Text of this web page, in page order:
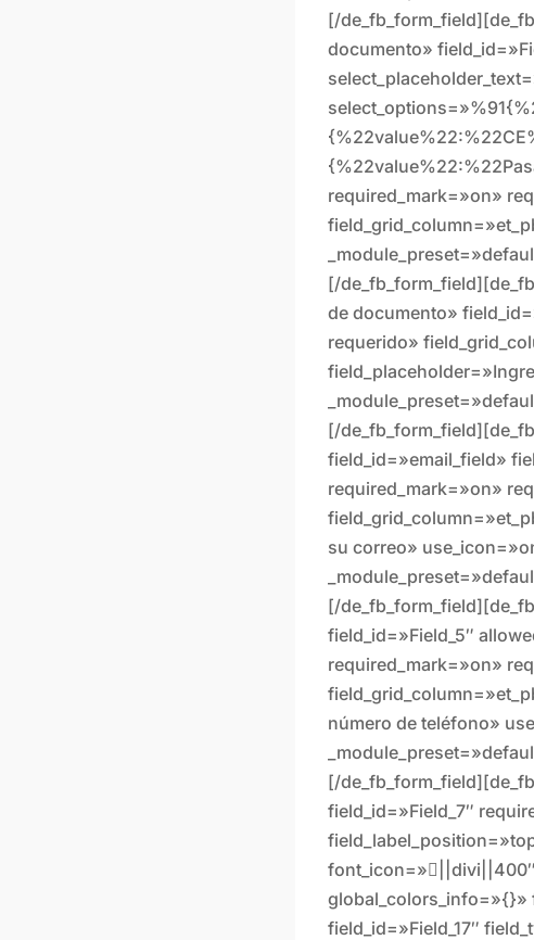
[/
documento»
required_mark=»on»
[/
de documento»
requerido»
[/
field_id=»email_field»
required_mark=»on»
su correo»
[/
field_id=»Field_5″
required_mark=»on»
número de teléfono»
[/
field_id=»Field_7″
global_colors_info=»{}»
field_id=»Field_17″